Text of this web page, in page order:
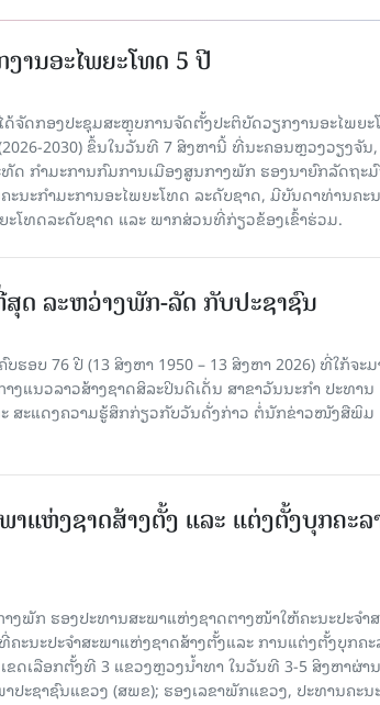
ານອະໄພຍະໂທດ 5 ປີ
ດ້ຈັດກອງປະຊຸມສະຫຼຸບການຈັດຕັ້ງປະຕິບັດວຽກງານອະໄພຍ
2030) ຂຶ້ນໃນວັນທີ 7 ສິງຫານີ້ ທີ່ນະຄອນຫຼວງວຽງຈັນ
ດ ກຳມະການກົມການເມືອງສູນກາງພັກ ຮອງນາຍົກລັດຖະ
ນະກຳມະການອະໄພຍະໂທດ ລະດັບຊາດ, ມີບັນດາທ່ານຄະ
ໂທດລະດັບຊາດ ແລະ ພາກສ່ວນທີ່ກ່ຽວຂ້ອງເຂົ້າຮ່ວມ.
ດ ລະຫວ່າງພັກ-ລັດ ກັບປະຊາຊົນ
ຮອບ 76 ປີ (13 ສິງຫາ 1950 – 13 ສິງຫາ 2026) ທີ່ໃກ້ຈະມ
ແນວລາວສ້າງຊາດສິລະປິນດີເດັ່ນ ສາຂາວັນນະກໍາ ປະທານ
ສະແດງຄວາມຮູ້ສຶກກ່ຽວກັບວັນດັ່ງກ່າວ ຕໍ່ນັກຂ່າວໜັງສືພິມ
ແຫ່ງຊາດສ້າງຕັ້ງ ແລະ ແຕ່ງຕັ້ງບຸກຄະລ
ງພັກ ຮອງປະທານສະພາແຫ່ງຊາດຕາງໜ້າໃຫ້ຄະນະປະຈໍາ
ະນະປະຈໍາສະພາແຫ່ງຊາດສ້າງຕັ້ງແລະ ການແຕ່ງຕັ້ງບຸກຄະ
ຂດເລືອກຕັ້ງທີ 3 ແຂວງຫຼວງນ້ຳທາ ໃນວັນທີ 3-5 ສິງຫາຜ່າ
ະຊາຊົນແຂວງ (ສພຂ); ຮອງເລຂາພັກແຂວງ, ປະທານຄະນ